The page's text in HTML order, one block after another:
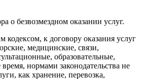
о безвозмездном оказании услуг.
кодексом, к договору оказания услуг
медицинские, связи,
образовательные,
нормами законодательства не
как хранение, перевозка,